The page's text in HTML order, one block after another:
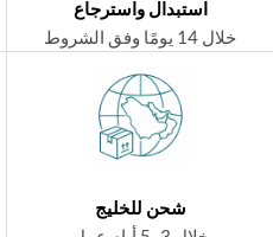
استبدال واسترجاع
شحن للخليج